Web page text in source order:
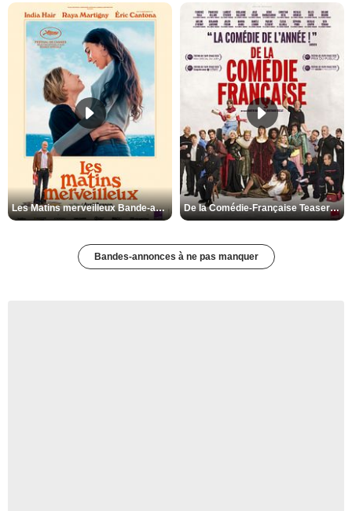
Les Matins merveilleux Bande-annonce VF De la Comédie-Française Teaser VF
Bandes-annonces à ne pas manquer